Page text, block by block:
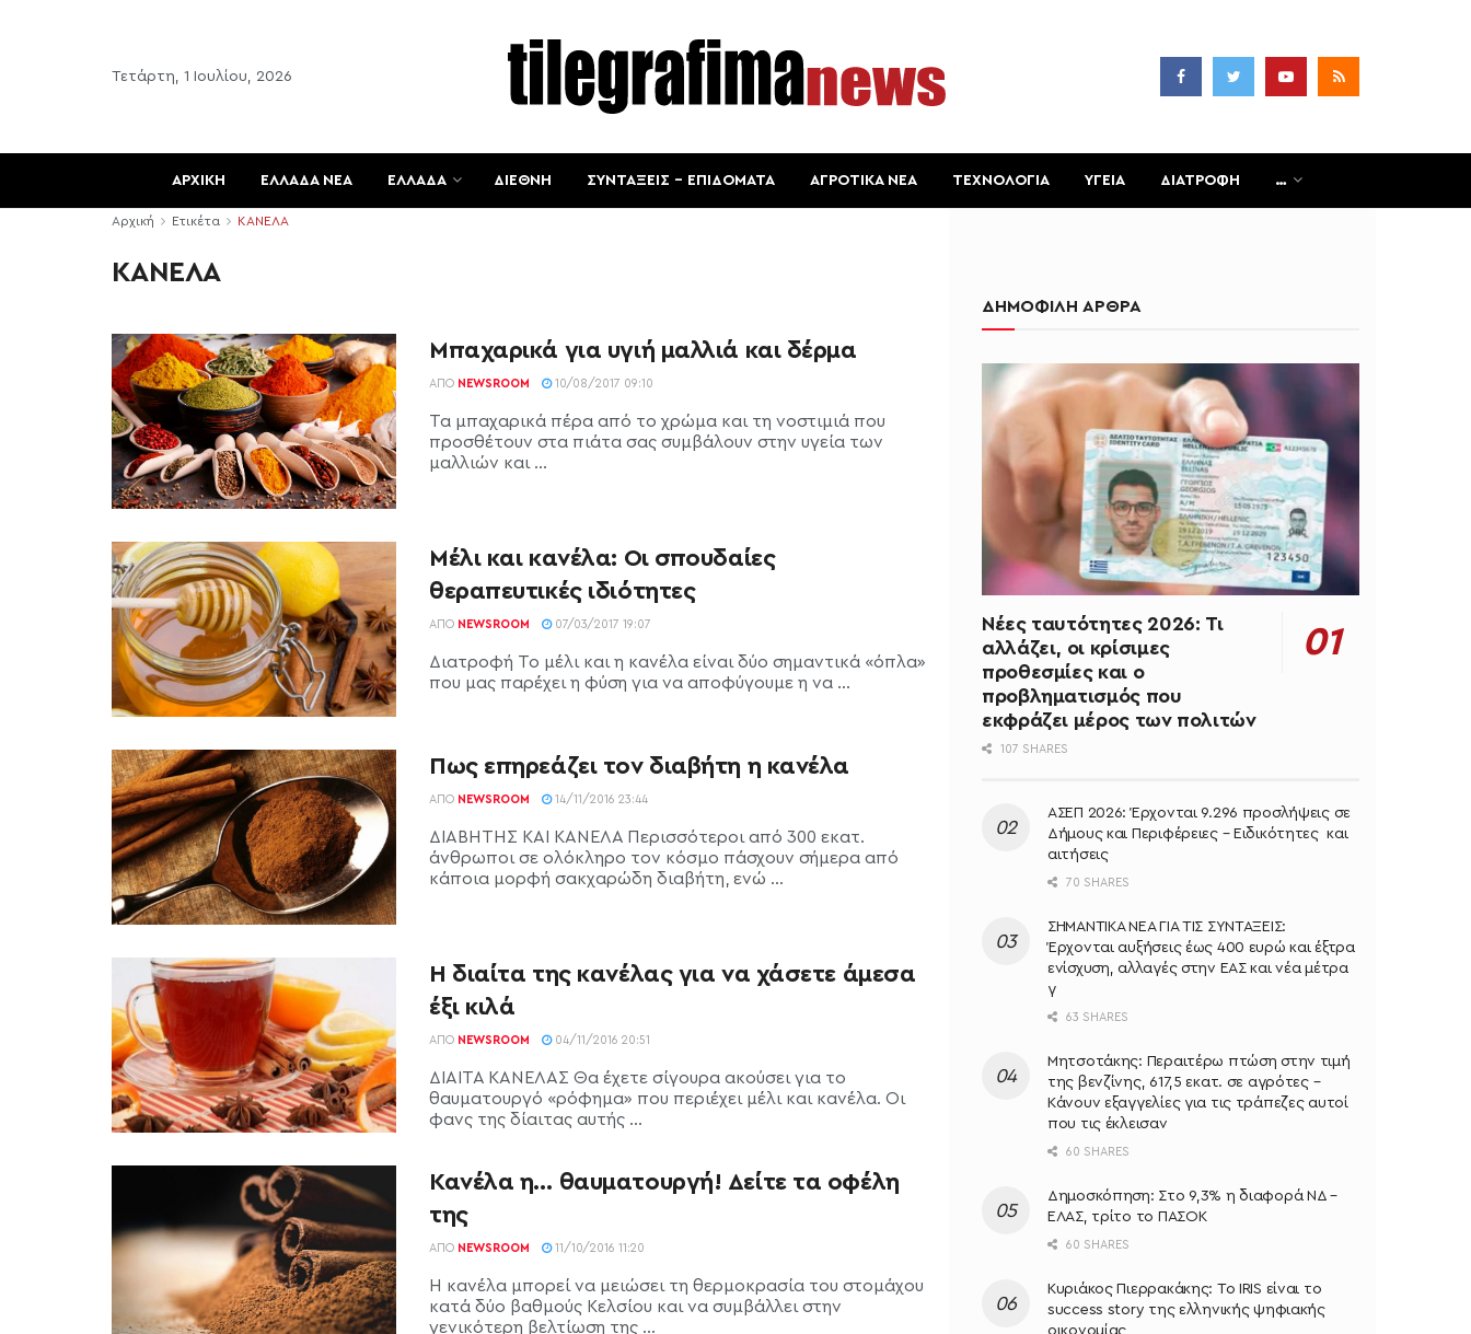
Τετάρτη, 1 Ιουλίου, 2026
ΑΡΧΙΚΗ ΕΛΛΑΔΑ ΝΕΑ ΕΛΛΑΔΑ ΔΙΕΘΝΗ ΣΥΝΤΑΞΕΙΣ – ΕΠΙΔΟΜΑΤΑ ΑΓΡΟΤΙΚΑ ΝΕΑ ΤΕΧΝΟΛΟΓΙΑ ΥΓΕΙΑ ΔΙΑΤΡΟΦΗ …
Αρχική Ετικέτα ΚΑΝΕΛΑ
ΚΑΝΕΛΑ
Μπαχαρικά για υγιή μαλλιά και δέρμα
ΑΠΌ NEWSROOM 10/08/2017 09:10
Τα μπαχαρικά πέρα από το χρώμα και τη νοστιμιά που
προσθέτουν στα πιάτα σας συμβάλουν στην υγεία των
μαλλιών και ...
Μέλι και κανέλα: Οι σπουδαίες
θεραπευτικές ιδιότητες
ΑΠΌ NEWSROOM 07/03/2017 19:07
Διατροφή Το μέλι και η κανέλα είναι δύο σημαντικά «όπλα»
που μας παρέχει η φύση για να αποφύγουμε η να ...
Πως επηρεάζει τον διαβήτη η κανέλα
ΑΠΌ NEWSROOM 14/11/2016 23:44
ΔΙΑΒΗΤΗΣ ΚΑΙ ΚΑΝΕΛΑ Περισσότεροι από 300 εκατ.
άνθρωποι σε ολόκληρο τον κόσμο πάσχουν σήμερα από
κάποια μορφή σακχαρώδη διαβήτη, ενώ ...
Η διαίτα της κανέλας για να χάσετε άμεσα
έξι κιλά
ΑΠΌ NEWSROOM 04/11/2016 20:51
ΔΙΑΙΤΑ ΚΑΝΕΛΑΣ Θα έχετε σίγουρα ακούσει για το
θαυματουργό «ρόφημα» που περιέχει μέλι και κανέλα. Oι
φανς της δίαιτας αυτής ...
Κανέλα η… θαυματουργή! Δείτε τα οφέλη
της
ΑΠΌ NEWSROOM 11/10/2016 11:20
Η κανέλα μπορεί να μειώσει τη θερμοκρασία του στομάχου
κατά δύο βαθμούς Κελσίου και να συμβάλλει στην
γενικότερη βελτίωση της ...
ΔΗΜΟΦΙΛΗ ΑΡΘΡΑ
Νέες ταυτότητες 2026: Τι
αλλάζει, οι κρίσιμες
προθεσμίες και ο
προβληματισμός που
εκφράζει μέρος των πολιτών
107 SHARES
ΑΣΕΠ 2026: Έρχονται 9.296 προσλήψεις σε
Δήμους και Περιφέρειες – Ειδικότητες και
αιτήσεις
70 SHARES
ΣΗΜΑΝΤΙΚΑ ΝΕΑ ΓΙΑ ΤΙΣ ΣΥΝΤΑΞΕΙΣ:
Έρχονται αυξήσεις έως 400 ευρώ και έξτρα
ενίσχυση, αλλαγές στην ΕΑΣ και νέα μέτρα
γ
63 SHARES
Μητσοτάκης: Περαιτέρω πτώση στην τιμή
της βενζίνης, 617,5 εκατ. σε αγρότες –
Κάνουν εξαγγελίες για τις τράπεζες αυτοί
που τις έκλεισαν
60 SHARES
Δημοσκόπηση: Στο 9,3% η διαφορά ΝΔ –
ΕΛΑΣ, τρίτο το ΠΑΣΟΚ
60 SHARES
Κυριάκος Πιερρακάκης: Το IRIS είναι το
success story της ελληνικής ψηφιακής
οικονομίας